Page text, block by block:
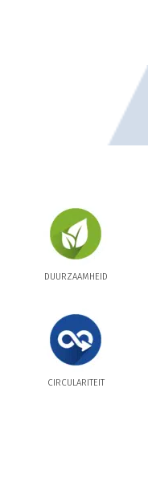
DUURZAAMHEID
CIRCULARITEIT